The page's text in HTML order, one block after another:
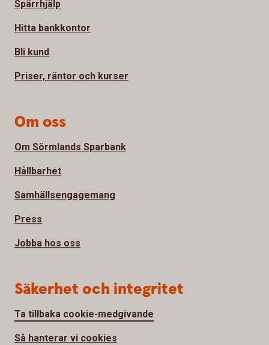
Spärrhjälp
Hitta bankkontor
Bli kund
Priser, räntor och kurser
Om oss
Om Sörmlands Sparbank
Hållbarhet
Samhällsengagemang
Press
Jobba hos oss
Säkerhet och integritet
Ta tillbaka cookie-medgivande
Så hanterar vi cookies